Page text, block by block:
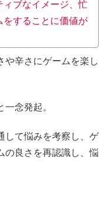
ィブなイメージ、忙
をすることに価値が
や辛さにゲームを楽し
念発起。
して悩みを考察し、ゲ
の良さを再認識し、悩